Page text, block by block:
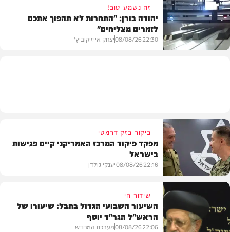
מדיני
זה נשמע טוב!
יהודה בורן: "התחרות לא תהפוך אתכם
לזמרים מצליחים"
22:30
08/08/26יצחק אייזיקוביץ'
חדשות
ביקור בזק דרמטי
מפקד פיקוד המרכז האמריקני קיים פגישות
בישראל
22:16
08/08/26יענקי גולדן
שידור חי
השיעור השבועי הגדול בתבל: שיעורו של
הראש"ל הגר"ד יוסף
22:06
08/08/26מערכת המחדש